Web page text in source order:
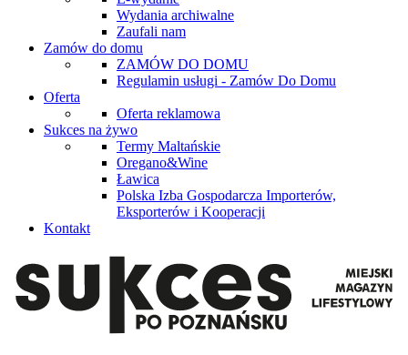
Wydania archiwalne
Zaufali nam
Zamów do domu
ZAMÓW DO DOMU
Regulamin usługi - Zamów Do Domu
Oferta
Oferta reklamowa
Sukces na żywo
Termy Maltańskie
Oregano&Wine
Ławica
Polska Izba Gospodarcza Importerów,
Eksporterów i Kooperacji
Kontakt